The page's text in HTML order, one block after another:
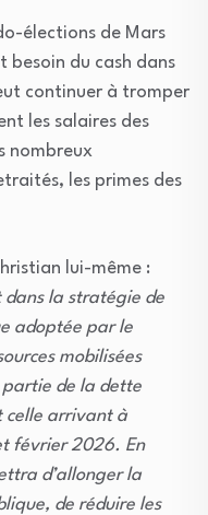
élections de Mars
besoin du cash dans
continuer à tromper
les salaires des
nombreux
les primes des
lui-même :
dans la stratégie de
adoptée par le
mobilisées
partie de la dette
celle arrivant à
février 2026. En
d’allonger la
de réduire les